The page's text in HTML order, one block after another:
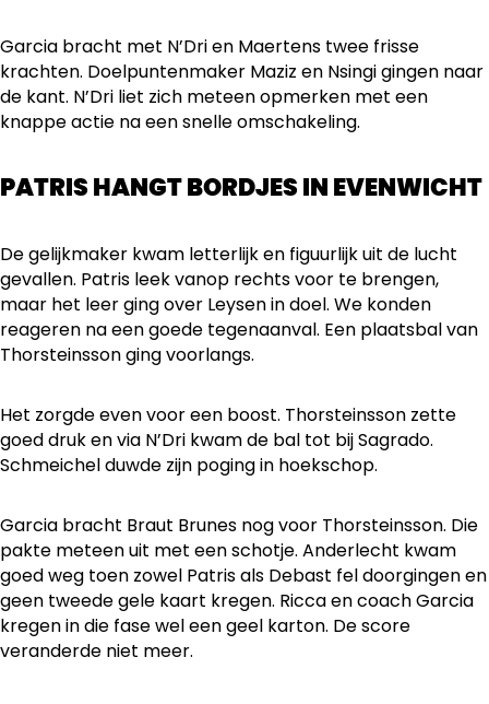
Garcia bracht met N’Dri en Maertens twee frisse
krachten. Doelpuntenmaker Maziz en Nsingi gingen naar
de kant. N’Dri liet zich meteen opmerken met een
knappe actie na een snelle omschakeling.
PATRIS HANGT BORDJES IN EVENWICHT
De gelijkmaker kwam letterlijk en figuurlijk uit de lucht
gevallen. Patris leek vanop rechts voor te brengen,
maar het leer ging over Leysen in doel. We konden
reageren na een goede tegenaanval. Een plaatsbal van
Thorsteinsson ging voorlangs.
Het zorgde even voor een boost. Thorsteinsson zette
goed druk en via N’Dri kwam de bal tot bij Sagrado.
Schmeichel duwde zijn poging in hoekschop.
Garcia bracht Braut Brunes nog voor Thorsteinsson. Die
pakte meteen uit met een schotje. Anderlecht kwam
goed weg toen zowel Patris als Debast fel doorgingen en
geen tweede gele kaart kregen. Ricca en coach Garcia
kregen in die fase wel een geel karton. De score
veranderde niet meer.